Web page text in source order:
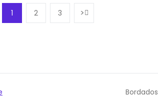
1 2 3
Bordados